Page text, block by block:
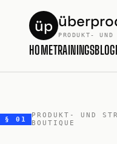
üp PRODUKT-
HOMETRAININGSBLOG
§ 01
PRODUKT- UND
BOUTIQUE